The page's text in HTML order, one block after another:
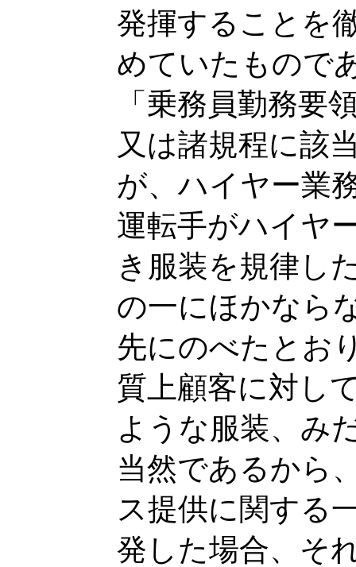
発揮することを
めていたもので
「乗務員勤務要
又は諸規程に該
が、ハイヤー業
運転手がハイヤ
き服装を規律し
の一にほかなら
先にのべたとお
質上顧客に対し
ような服装、み
当然であるから
ス提供に関する
発した場合、そ